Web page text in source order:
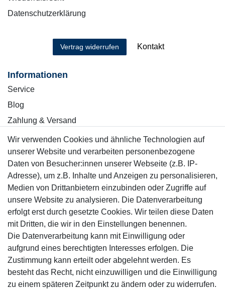
Datenschutzerklärung
Vertrag widerrufen Kontakt
Informationen
Service
Blog
Zahlung & Versand
Sicher einkaufen
Mitglied
Motor-Fit
© Copyright 2026 | Alle Rechte vorbehalten.
Wir verwenden Cookies und ähnliche Technologien auf
unserer Website und verarbeiten personenbezogene
Daten von Besucher:innen unserer Webseite (z.B. IP-
Adresse), um z.B. Inhalte und Anzeigen zu personalisieren,
Medien von Drittanbietern einzubinden oder Zugriffe auf
unsere Website zu analysieren. Die Datenverarbeitung
erfolgt erst durch gesetzte Cookies. Wir teilen diese Daten
mit Dritten, die wir in den Einstellungen benennen.
Die Datenverarbeitung kann mit Einwilligung oder
aufgrund eines berechtigten Interesses erfolgen. Die
Zustimmung kann erteilt oder abgelehnt werden. Es
besteht das Recht, nicht einzuwilligen und die Einwilligung
zu einem späteren Zeitpunkt zu ändern oder zu widerrufen.